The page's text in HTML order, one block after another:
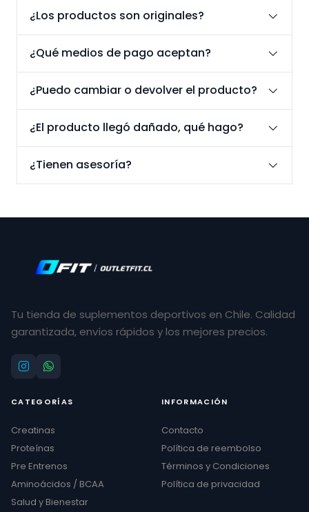
¿Los productos son originales?
¿Qué medios de pago aceptan?
¿Puedo cambiar o devolver el producto?
¿El producto llegó dañado, qué hago?
¿Tienen asesoría?
Tu tienda de suplementos deportivos en Chile. Calidad
garantizada, envíos rápidos y los mejores precios.
CATEGORÍAS
Creatinas
Proteínas
Pre Entrenos
Aminoácidos / BCAA
Salud y Bienestar
INFORMACIÓN
Contacto
Política de reembolso
Términos y Condiciones
Política de privacidad